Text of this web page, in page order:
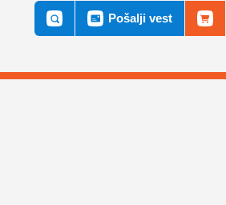
Pošalji vest